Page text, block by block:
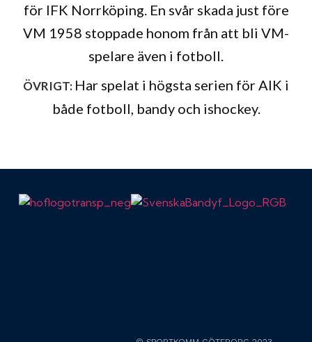
för IFK Norrköping. En svår skada just före
VM 1958 stoppade honom från att bli VM-
spelare även i fotboll.
ÖVRIGT: Har spelat i högsta serien för AIK i
både fotboll, bandy och ishockey.